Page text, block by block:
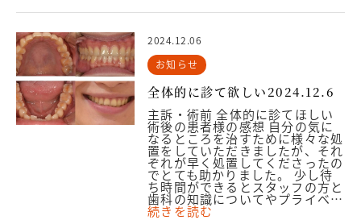
2024.12.06
お知らせ
全体的に診て欲しい2024.12.6
主訴・術前 全体的に診てほしい
術後の患者様の感想 自分の気に
なるところを治すために様々な処
置をしていただきましたが、それ
ぞれが早く処置してくださったの
でとても助かりました。 少し待
ち時間ができるとスタッフの方と
歯科の知識についてやプライベ…
続きを読む